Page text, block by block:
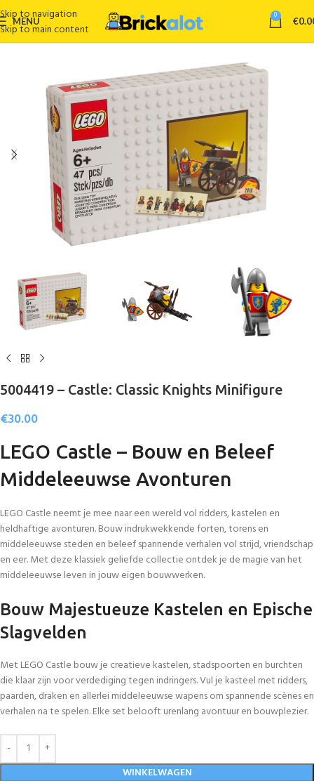
Skip to navigation
Skip to main content
MENU 0 €
5004419 – Castle: Classic Knights Minifigure
€30.00
LEGO Castle – Bouw en Beleef
Middeleeuwse Avonturen
LEGO Castle neemt je mee naar een wereld vol ridders, kastelen en
heldhaftige avonturen. Bouw indrukwekkende forten, torens en
middeleeuwse steden en beleef spannende verhalen vol strijd, vriendschap
en eer. Met deze klassiek geliefde collectie ontdek je de magie van het
middeleeuwse leven in jouw eigen bouwwerken.
Bouw Majestueuze Kastelen en Epische
Slagvelden
Met LEGO Castle bouw je creatieve kastelen, stadspoorten en burchten
die klaar zijn voor verdediging tegen indringers. Vul je kasteel met ridders,
paarden, draken en allerlei middeleeuwse wapens om spannende scènes en
verhalen na te spelen. Elke set belooft urenlang avontuur en bouwplezier.
WINKELWAGEN